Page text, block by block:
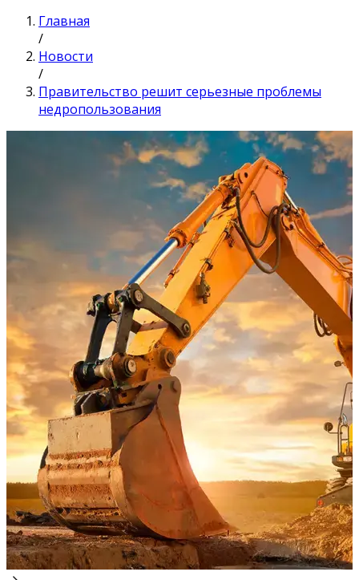
Главная
/
Новости
/
Правительство решит серьезные проблемы
недропользования